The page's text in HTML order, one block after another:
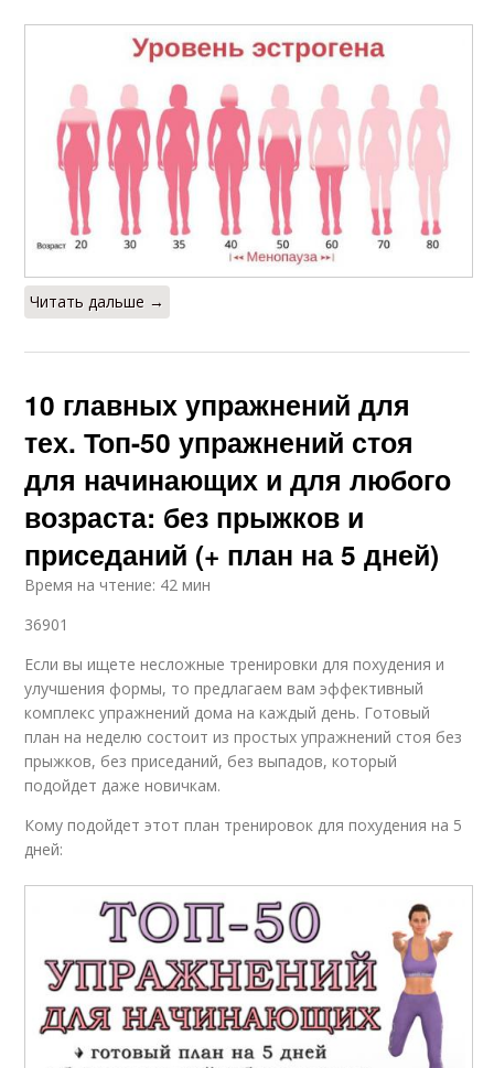
Читать дальше →
10 главных упражнений для
тех. Топ-50 упражнений стоя
для начинающих и для любого
возраста: без прыжков и
приседаний (+ план на 5 дней)
Время на чтение: 42 мин
36901
Если вы ищете несложные тренировки для похудения и
улучшения формы, то предлагаем вам эффективный
комплекс упражнений дома на каждый день. Готовый
план на неделю состоит из простых упражнений стоя без
прыжков, без приседаний, без выпадов, который
подойдет даже новичкам.
Кому подойдет этот план тренировок для похудения на 5
дней: